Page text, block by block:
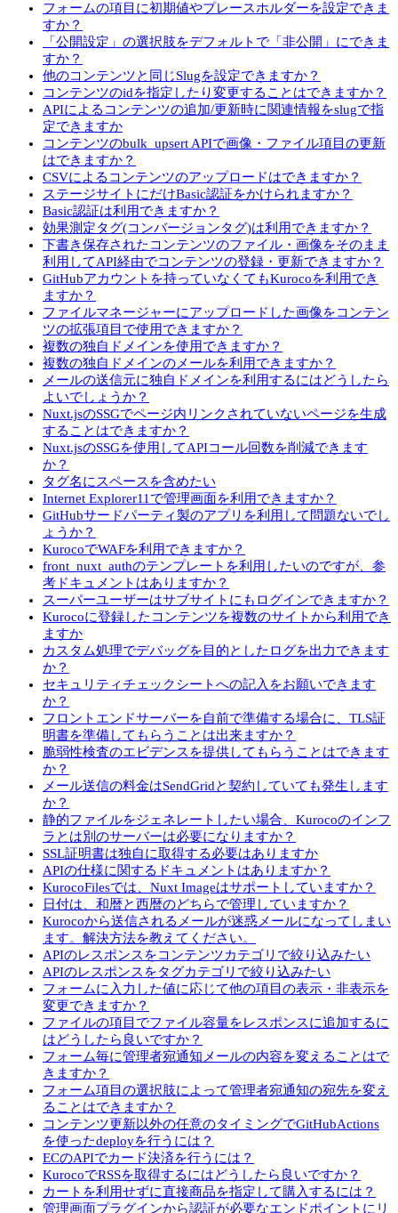
フォームの項目に初期値やプレースホルダーを設定できま
すか？
「公開設定」の選択肢をデフォルトで「非公開」にできま
すか？
他のコンテンツと同じSlugを設定できますか？
コンテンツのidを指定したり変更することはできますか？
APIによるコンテンツの追加/更新時に関連情報をslugで指
定できますか
コンテンツのbulk_upsert APIで画像・ファイル項目の更新
はできますか？
CSVによるコンテンツのアップロードはできますか？
ステージサイトにだけBasic認証をかけられますか？
Basic認証は利用できますか？
効果測定タグ(コンバージョンタグ)は利用できますか？
下書き保存されたコンテンツのファイル・画像をそのまま
利用してAPI経由でコンテンツの登録・更新できますか？
GitHubアカウントを持っていなくてもKurocoを利用でき
ますか？
ファイルマネージャーにアップロードした画像をコンテン
ツの拡張項目で使用できますか？
複数の独自ドメインを使用できますか？
複数の独自ドメインのメールを利用できますか？
メールの送信元に独自ドメインを利用するにはどうしたら
よいでしょうか？
Nuxt.jsのSSGでページ内リンクされていないページを生成
することはできますか？
Nuxt.jsのSSGを使用してAPIコール回数を削減できます
か？
タグ名にスペースを含めたい
Internet Explorer11で管理画面を利用できますか？
GitHubサードパーティ製のアプリを利用して問題ないでし
ょうか？
KurocoでWAFを利用できますか？
front_nuxt_authのテンプレートを利用したいのですが、参
考ドキュメントはありますか？
スーパーユーザーはサブサイトにもログインできますか？
Kurocoに登録したコンテンツを複数のサイトから利用でき
ますか
カスタム処理でデバッグを目的としたログを出力できます
か？
セキュリティチェックシートへの記入をお願いできます
か？
フロントエンドサーバーを自前で準備する場合に、TLS証
明書を準備してもらうことは出来ますか？
脆弱性検査のエビデンスを提供してもらうことはできます
か？
メール送信の料金はSendGridと契約していても発生します
か？
静的ファイルをジェネレートしたい場合、Kurocoのインフ
ラとは別のサーバーは必要になりますか？
SSL証明書は独自に取得する必要はありますか
APIの仕様に関するドキュメントはありますか？
KurocoFilesでは、Nuxt Imageはサポートしていますか？
日付は、和暦と西暦のどちらで管理していますか？
Kurocoから送信されるメールが迷惑メールになってしまい
ます。解決方法を教えてください。
APIのレスポンスをコンテンツカテゴリで絞り込みたい
APIのレスポンスをタグカテゴリで絞り込みたい
フォームに入力した値に応じて他の項目の表示・非表示を
変更できますか？
ファイルの項目でファイル容量をレスポンスに追加するに
はどうしたら良いですか？
フォーム毎に管理者宛通知メールの内容を変えることはで
きますか？
フォーム項目の選択肢によって管理者宛通知の宛先を変え
ることはできますか？
コンテンツ更新以外の任意のタイミングでGitHubActions
を使ったdeployを行うには？
ECのAPIでカード決済を行うには？
KurocoでRSSを取得するにはどうしたら良いですか？
カートを利用せずに直接商品を指定して購入するには？
管理画面プラグインから認証が必要なエンドポイントにリ